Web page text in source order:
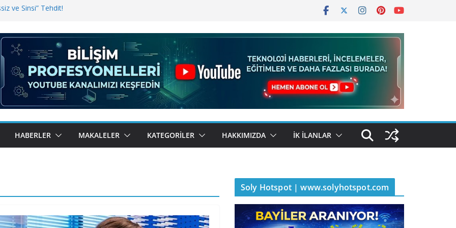
ve Sinsi” Tehdit!
Bugün BulutTahsilat’ta
Kemal Oral Tüm Sorularımızı
HABERLER MAKALELER KATEGORILER HAKKIMIZDA İK İLANLAR
Soly Hotspot | www.solyhotspot.com